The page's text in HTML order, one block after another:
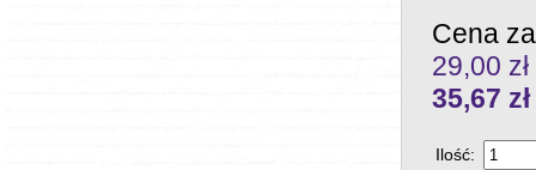
Cena
29,00
35,67
Ilość: